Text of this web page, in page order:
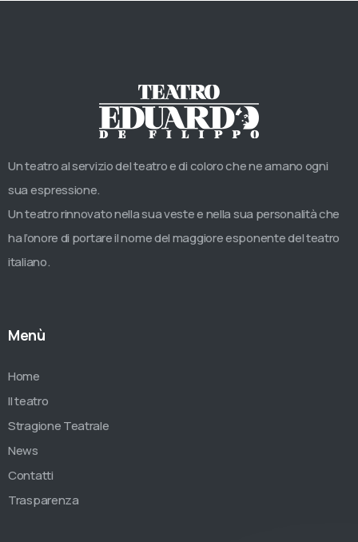
Un teatro al servizio del teatro e di coloro che ne amano ogni
sua espressione.
Un teatro rinnovato nella sua veste e nella sua personalità che
ha l’onore di portare il nome del maggiore esponente del teatro
italiano.
Menù
Home
Il teatro
Stragione Teatrale
News
Contatti
Trasparenza